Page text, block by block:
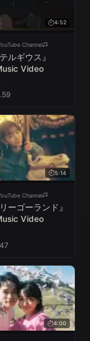
4:52
Channel
ルギウス』
Video
5:14
Channel
ーゴーランド』
Video
4:00